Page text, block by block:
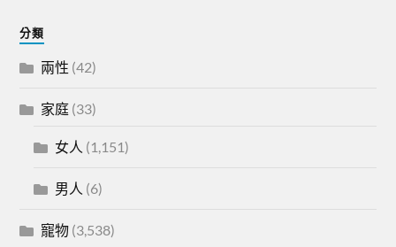
分類
兩性 (42)
家庭 (33)
女人 (1,151)
男人 (6)
寵物 (3,538)